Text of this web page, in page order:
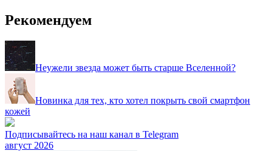
Рекомендуем
Неужели звезда может быть старше Вселенной?
Новинка для тех, кто хотел покрыть свой смартфон
кожей
Подписывайтесь на наш канал в Telegram
август 2026